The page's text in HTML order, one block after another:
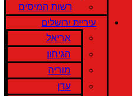
רשות המיסים
עיריית ירושלים
אריאל
הגיחון
מוריה
עדן